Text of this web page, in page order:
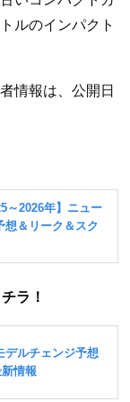
ルのインパクト
情報は、公開日
ラ！